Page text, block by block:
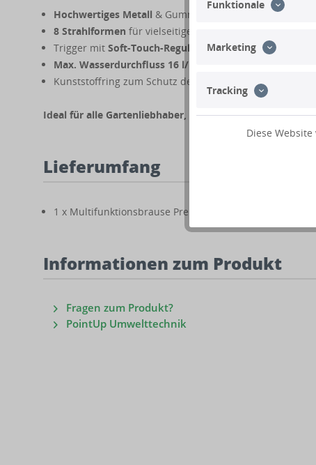
Hochwertiges Metall & Gummi für lange Haltbarkeit
8 Strahlformen für vielseitige Anwendungen
Trigger mit Soft-Touch-Regulierungfür präzise
Max. Wasserdurchfluss 16 l/min bei 4 bar
Kunststoffring zum Schutz des Brausekopfes
Ideal für alle Gartenliebhaber, die Wert auf Qualität
Lieferumfang
1 x Multifunktionsbrause Premium
Informationen zum Produkt
Fragen zum Produkt?
PointUp Umwelttechnik
Funktionale
Marketing
Tracking
Diese